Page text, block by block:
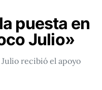
puesta en
Julio»
recibió el apoyo